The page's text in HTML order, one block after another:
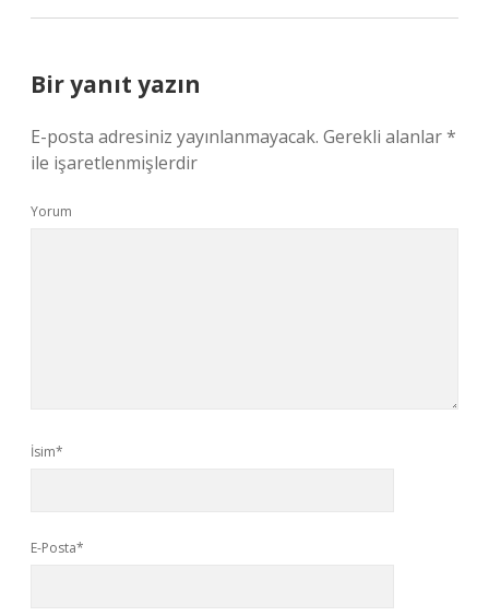
Bir yanıt yazın
E-posta adresiniz yayınlanmayacak. Gerekli alanlar*
ile işaretlenmişlerdir
Yorum
İsim*
E-Posta*